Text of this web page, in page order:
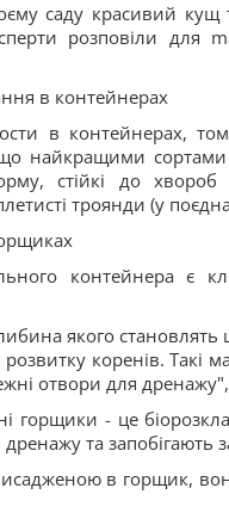
саду красивий кущ
розповіли для
в контейнерах
в контейнерах,
найкращими
стійкі до
троянди (у
контейнера є
якого
коренів. Такі
отвори для
- це
та запобігають
в горщик,